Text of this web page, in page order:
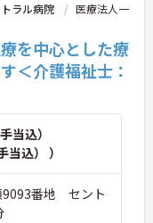
ラル病院
医療法人一
を中心とした療
＜介護福祉士：
当込）
込） ）
9093番地 セント